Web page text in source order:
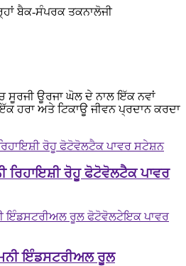
ਬੈਕ-ਸੰਪਰਕ ਤਕਨਾਲੋਜੀ
ਸੂਰਜੀ ਊਰਜਾ ਘੋਲ ਦੇ ਨਾਲ ਇੱਕ ਨਵਾਂ
ਹਰਾ ਅਤੇ ਟਿਕਾਊ ਜੀਵਨ ਪ੍ਰਦਾਨ ਕਰਦਾ
ਰਿਹਾਇਸ਼ੀ ਰੋਹੂ ਫੋਟੋਵੋਲਟੈਕ ਪਾਵਰ
ਇੰਡਸਟਰੀਅਲ ਰੂਲ